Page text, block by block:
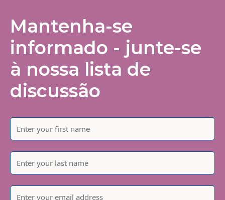
Mantenha-se
informado - junte-se
à nossa lista de
discussão